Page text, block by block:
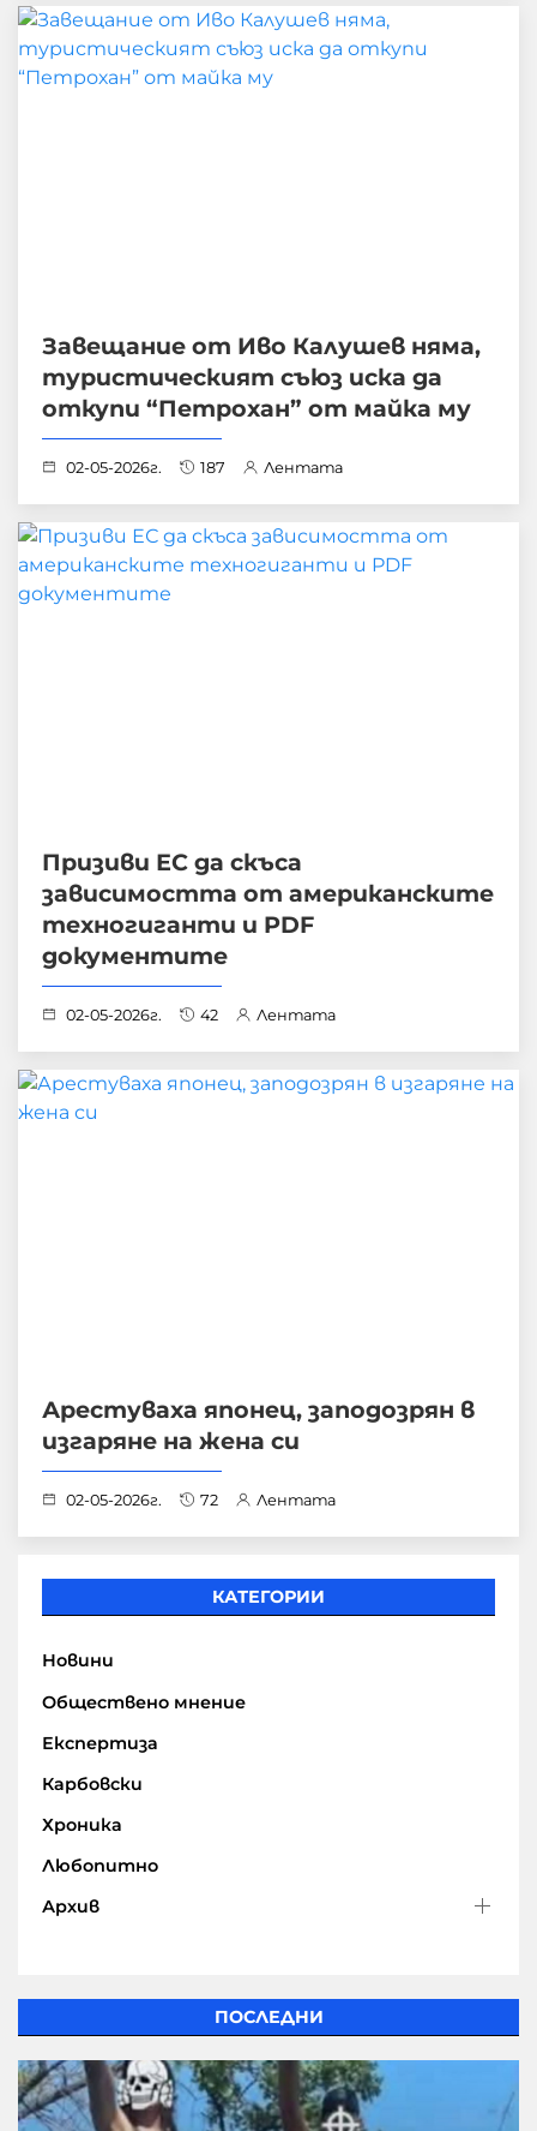
Завещание от Иво Калушев няма,
туристическият съюз иска да
откупи “Петрохан” от майка му
02-05-2026г. 187 Лентата
Призиви ЕС да скъса
зависимостта от американските
техногиганти и PDF
документите
02-05-2026г. 42 Лентата
Арестуваха японец, заподозрян в
изгаряне на жена си
02-05-2026г. 72 Лентата
КАТЕГОРИИ
Новини
Обществено мнение
Експертиза
Карбовски
Хроника
Любопитно
Архив
ПОСЛЕДНИ